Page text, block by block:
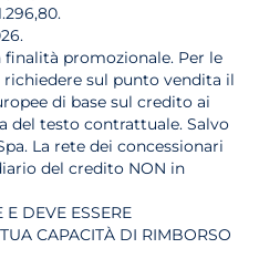
promozionale. Per le
sul punto vendita il
di base sul credito ai
del testo contrattuale. Salvo
La rete dei concessionari
del credito NON in
DEVE ESSERE
CAPACITÀ DI RIMBORSO